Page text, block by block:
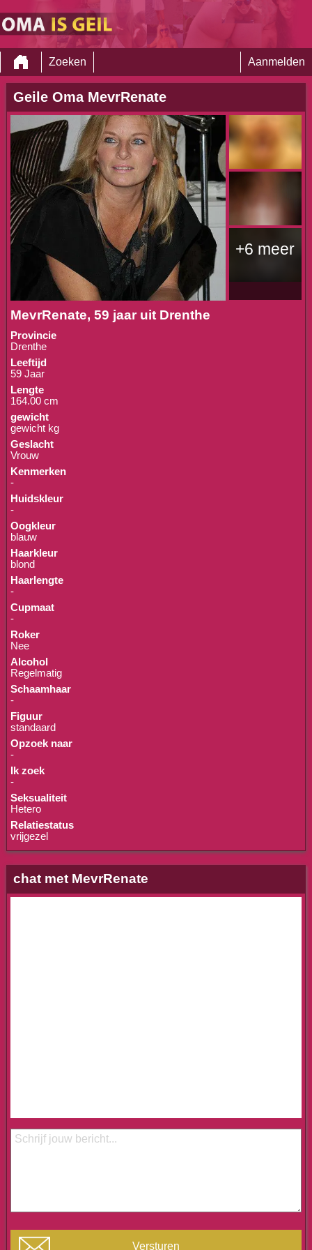
Zoeken Aanmelden
Geile Oma MevrRenate
+6 meer
MevrRenate, 59 jaar uit Drenthe
Provincie
Drenthe
Leeftijd
59 Jaar
Lengte
164.00 cm
gewicht
gewicht kg
Geslacht
Vrouw
Kenmerken
-
Huidskleur
-
Oogkleur
blauw
Haarkleur
blond
Haarlengte
-
Cupmaat
-
Roker
Nee
Alcohol
Regelmatig
Schaamhaar
-
Figuur
standaard
Opzoek naar
-
Ik zoek
-
Seksualiteit
Hetero
Relatiestatus
vrijgezel
chat met MevrRenate
Versturen